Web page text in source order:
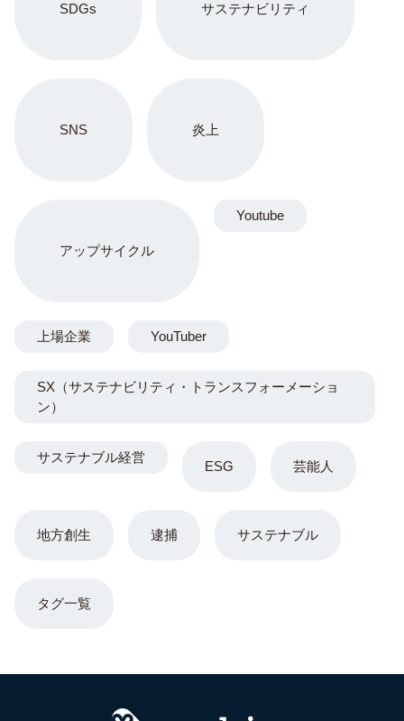
SDGs サステナビリティ
SNS 炎上
アップサイクル
ESG 芸能人
地方創生 逮捕 サステナブル
Youtube
上場企業 YouTuber
SX（サステナビリティ・トランスフォーメーショ
ン）
サステナブル経営
タグ一覧